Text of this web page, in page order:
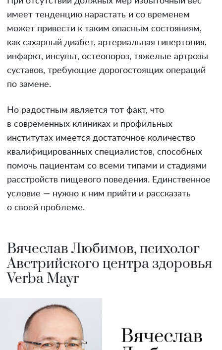
имеет тенденцию нарастать и со временем
может привести к таким опасным состояниям,
как сахарный диабет, артериальная гипертония,
инфаркт, инсульт, остеопороз, тяжелые артрозы
суставов, требующие дорогостоящих операций
по замене.
Но радостным является тот факт, что
в современных клиниках и профильных
институтах имеется достаточное количество
квалифицированных специалистов, способных
помочь пациентам со всеми типами и стадиями
расстройств пищевого поведения. Единственное
условие — нужно к ним прийти и рассказать
о своей проблеме.
Вячеслав Любимов, психолог
Австрийского центра здоровья
Verba Mayr